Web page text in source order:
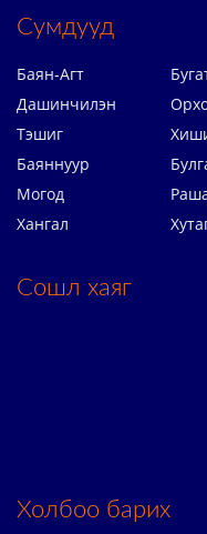
Сумдууд
Баян-Агт
Дашинчилэн
Тэшиг
Баяннуур
Могод
Хангал
Сошл хаяг
Холбоо барих